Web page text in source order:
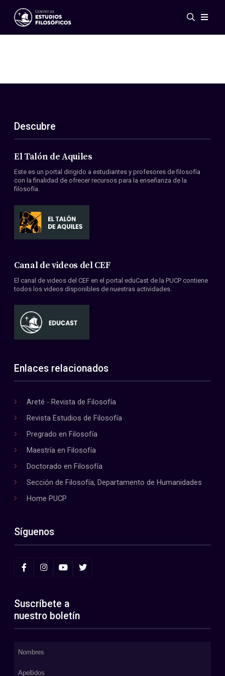
Eventos
ES
EN
Acerca de nosotros
Miembros
Convenios
Descubre
El Talón de Aquiles
Este es un portal dirigido a estudiantes y profesores de filosofía
con la finalidad de ofrecer recursos para la enseñanza de la
filosofía.
Canal de videos del CEF
El canal de videos del CEF en el portal eduCast de la PUCP contiene
todos los videos disponibles de nuestras actividades.
Enlaces relacionados
Areté - Revista de Filosofía
Revista Estudios de Filosofía
Pregrado en Filosofía
Maestría en Filosofía
Doctorado en Filosofía
Sección de Filosofía, Departamento de Humanidades
Home PUCP
Síguenos
Suscríbete a
nuestro boletín